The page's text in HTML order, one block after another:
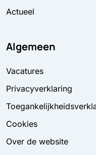
Actueel
Algemeen
Vacatures
Privacyverklaring
Cookies
Over de website